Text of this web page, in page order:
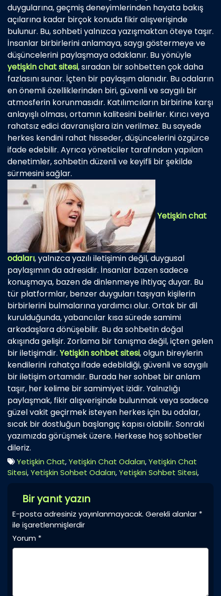
duygularına, geçmiş deneyimlerinden hayata bakış
açılarına kadar birçok konuda fikir alışverişinde
bulunur. Bu, sohbeti yalnızca yazışmaktan öteye taşır.
İnsanlar birbirlerini anlamaya, saygı göstermeye ve
düşüncelerini paylaşmaya odaklanır. Bu yönüyle
yetişkin chat sitesi, sıradan bir sohbetten çok daha
fazlasını sunar. İçten bir paylaşım alanıdır. Bu odaların
en önemli özelliklerinden biri, güvenli ve saygılı bir
atmosferin korunmasıdır. Katılımcıların birbirine karşı
anlayışlı olması, ortamın kalitesini belirler. Kırıcı veya
rahatsız edici davranışlara izin verilmez. Bu sayede
herkes kendini rahat hisseder, düşüncelerini özgürce
ifade edebilir. Ayrıca yöneticiler tarafından yapılan
denetimler, sohbetin düzenli ve keyifli bir şekilde
sürmesini sağlar.
Yetişkin chat
odaları, yalnızca yazılı iletişimin değil, duygusal
paylaşımın da adresidir. İnsanlar bazen sadece
konuşmaya, bazen de dinlenmeye ihtiyaç duyar. Bu
tür platformlar, benzer duyguları taşıyan kişilerin
birbirlerini bulmalarına yardımcı olur. Ortak bir dil
kurulduğunda, yabancılar kısa sürede samimi
arkadaşlara dönüşebilir. Bu da sohbetin doğal
akışında gelişir. Zorlama bir tanışma değil, içten gelen
bir iletişimdir. Yetişkin sohbet sitesi, olgun bireylerin
kendilerini rahatça ifade edebildiği, güvenli ve saygılı
bir iletişim ortamıdır. Burada her sohbet bir anlam
taşır, her kelime bir samimiyet izidir. Yalnızlığı
paylaşmak, fikir alışverişinde bulunmak veya sadece
güzel vakit geçirmek isteyen herkes için bu odalar,
sıcak bir dostluğun başlangıç kapısı olabilir. Sonraki
yazımızda görüşmek üzere. Herkese hoş sohbetler
dileriz.
Yetişkin Chat,Yetişkin Chat Odaları,Yetişkin Chat
Sitesi,Yetişkin Sohbet Odaları,Yetişkin Sohbet Sitesi,
Bir yanıt yazın
E-posta adresiniz yayınlanmayacak. Gerekli alanlar *
ile işaretlenmişlerdir
Yorum *